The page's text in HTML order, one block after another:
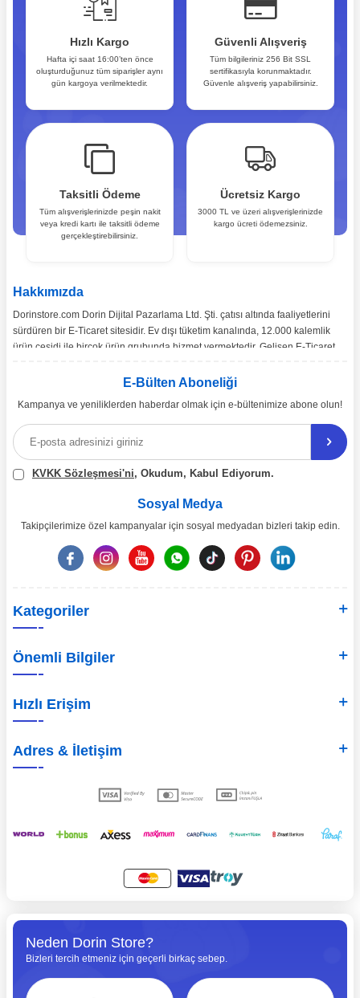
Hızlı Kargo
Hafta içi saat 16:00’ten önce
oluşturduğunuz tüm siparişler aynı
gün kargoya verilmektedir.
Güvenli Alışveriş
Tüm bilgileriniz 256 Bit SSL
sertifikasıyla korunmaktadır.
Güvenle alışveriş yapabilirsiniz.
Taksitli Ödeme
Tüm alışverişlerinizde peşin nakit
veya kredi kartı ile taksitli ödeme
gerçekleştirebilirsiniz.
Ücretsiz Kargo
3000 TL ve üzeri alışverişlerinizde
kargo ücreti ödemezsiniz.
Hakkımızda
Dorinstore.com Dorin Dijital Pazarlama Ltd. Şti. çatısı altında faaliyetlerini
sürdüren bir E-Ticaret sitesidir. Ev dışı tüketim kanalında, 12.000 kalemlik
ürün çeşidi ile birçok ürün grubunda hizmet vermektedir. Gelişen E-Ticaret
toptan ve perakende satışımız gerçekleşmektedir.
Ürün çeşitliliğinin ve çözüm önerilerinin yanı sıra, ekonomik katma değer
sağlamayı misyon edinen dorinstore.com E-Ticaret sitemiz üzerinden,
uzman arkadaşlarımız eşliğinde 7/24 bizlere ulaşabilirsiniz.
E-Bülten Aboneliği
Kampanya ve yeniliklerden haberdar olmak için e-bültenimize abone olun!
KVKK Sözleşmesi'ni, Okudum, Kabul Ediyorum.
Sosyal Medya
Takipçilerimize özel kampanyalar için sosyal medyadan bizleri takip edin.
Kategoriler
Önemli Bilgiler
Hızlı Erişim
Adres & İletişim
Neden Dorin Store?
Bizleri tercih etmeniz için geçerli birkaç sebep.